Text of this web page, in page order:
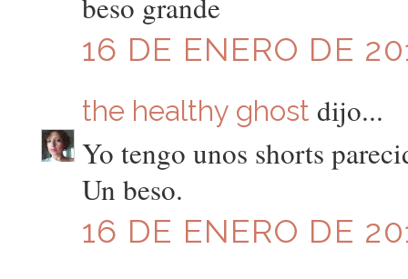
16 DE ENERO DE
the healthy ghost dijo...
Yo tengo unos shorts
Un beso.
16 DE ENERO DE